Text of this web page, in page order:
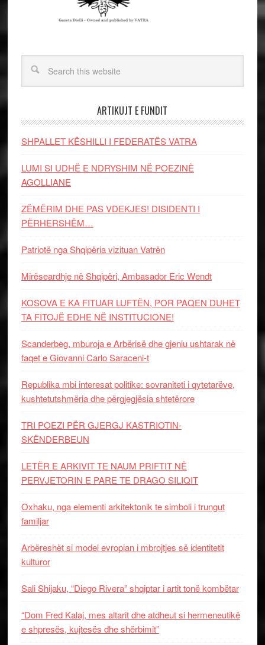
ARTIKUJT E FUNDIT
SHPALLET KËSHILLI I FEDERATËS VATRA
LUMI SI UDHË E NDRYSHIM NË POEZINË
AGOLLIANE
ZËMËRIM DHE PAS VDEKJES! DISIDENTI I
PËRHERSHËM…
Patriotë nga Shqipëria vizituan Vatrën
Mirëseardhje në Shqipëri, Ambasador Eric Wendt
KOSOVA E KA FITUAR LUFTËN, POR PAQEN DUHET
TA FITOJË EDHE NË INSTITUCIONE!
Scanderbeg, mburoja e Arbërisë dhe gjeniu ushtarak në
faqet e Giovanni Carlo Saraceni-t
Republika mbi interesat politike: sovraniteti i qytetarëve,
kushtetutshmëria dhe përgjegjësia shtetërore
TRI POEZI PËR GJERGJ KASTRIOTIN-
SKËNDERBEUN
LETËR E ARKIVIT TE NAUM PRIFTIT NË
PERVJETORIN E PARE TE DRAGO SILIQIT
Oxhaku, nga elementi arkitektonik te simboli i trungut
familjar
Arbëreshët si model evropian i mbrojtjes së identitetit
kulturor
Sali Shijaku, “Diego Rivera” shqiptar i artit tonë kombëtar
“Dom Fred Kalaj, mes altarit dhe atdheut si hermeneutikë
e shpresës, kujtesës dhe shërbimit”